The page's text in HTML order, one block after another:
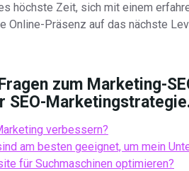
höchste Zeit, sich mit einem
Online-Präsenz auf das nächste
zum Marketing-
SEO-
verbessern?
am besten geeignet, um mein
für Suchmaschinen optimieren?